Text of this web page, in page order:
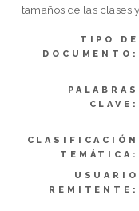
tamaños de las clases
TIPO DE
DOCUMENTO:
PALABRAS
CLAVE:
CLASIFICACIÓN
TEMÁTICA:
USUARIO
REMITENTE: